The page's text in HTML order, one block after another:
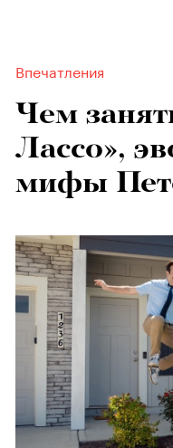
Впечатления
Чем
Лассо»,
мифы